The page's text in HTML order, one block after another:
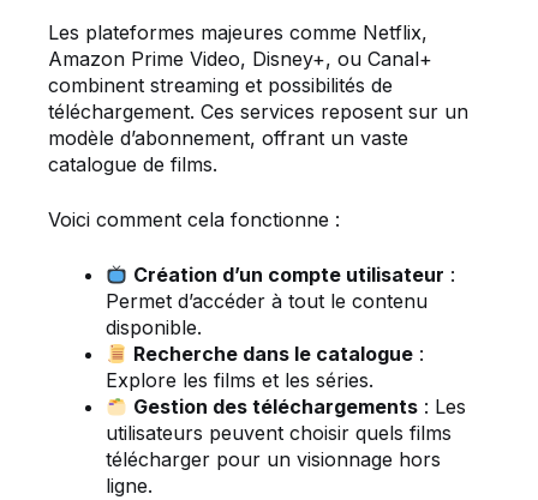
Les plateformes majeures comme Netflix,
Amazon Prime Video, Disney+, ou Canal+
combinent streaming et possibilités de
téléchargement. Ces services reposent sur un
modèle d’abonnement, offrant un vaste
catalogue de films.
Voici comment cela fonctionne :
Création d’un compte utilisateur :
Permet d’accéder à tout le contenu
disponible.
Recherche dans le catalogue :
Explore les films et les séries.
Gestion des téléchargements : Les
utilisateurs peuvent choisir quels films
télécharger pour un visionnage hors
ligne.